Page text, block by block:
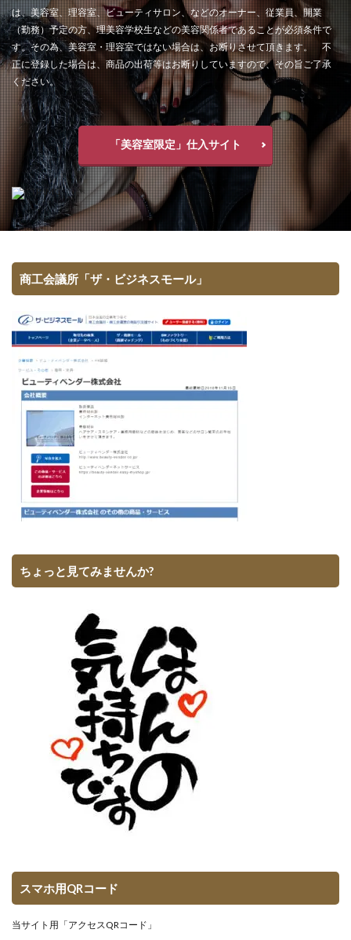
は、美容室、理容室、ビューティサロン、などのオーナー、従業員、開業
（勤務）予定の方、理美容学校生などの美容関係者であることが必須条件で
す。その為、美容室・理容室ではない場合は、お断りさせて頂きます。 不
正に登録した場合は、商品の出荷等はお断りしていますので、その旨ご了承
ください。
「美容室限定」仕入サイト
商工会議所「ザ・ビジネスモール」
ちょっと見てみませんか?
スマホ用QRコード
当サイト用「アクセスQRコード」